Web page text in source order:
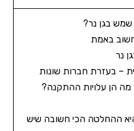
בגן נר?
באמת
נר
– בעזרת חברות שונות
הן עלויות ההתקנה?
ההחלטה הכי חשובה שיש